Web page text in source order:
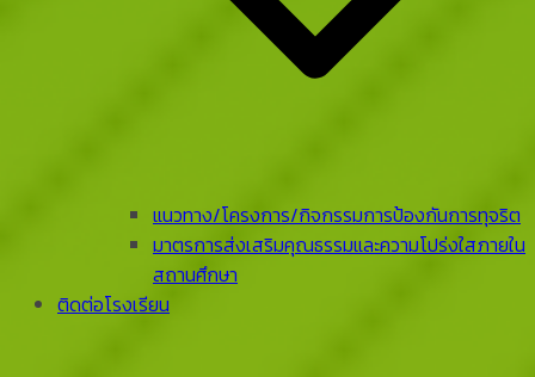
แนวทาง/โครงการ/กิจกรรมการป้องกันการทุจริต
มาตรการส่งเสริมคุณธรรมและความโปร่งใสภายใน
สถานศึกษา
ติดต่อโรงเรียน